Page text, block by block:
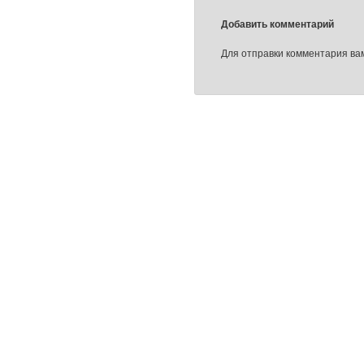
Добавить комментарий
Для отправки комментария